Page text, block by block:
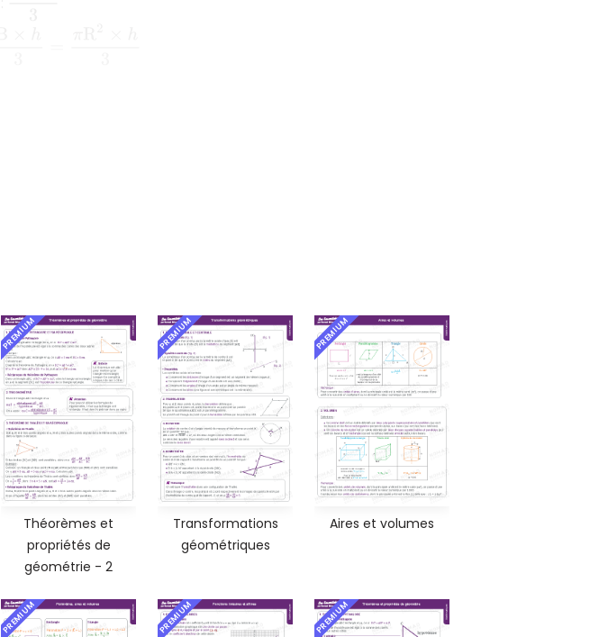
PREMIUM
Théorèmes et
propriétés de
géométrie - 2
PREMIUM
Transformations
géométriques
PREMIUM
Aires et volumes
PREMIUM PREMIUM PREMIUM